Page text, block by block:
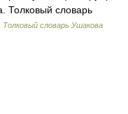
Толковый словарь
Толковый словарь Ушакова